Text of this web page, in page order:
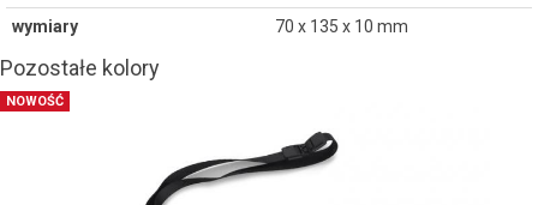
wymiary
70 x 135 x 10 mm
Pozostałe kolory
NOWOŚĆ